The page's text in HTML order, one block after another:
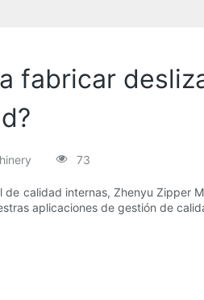
fabricar
73
calidad internas, Zhenyu Zipper
aplicaciones de gestión de